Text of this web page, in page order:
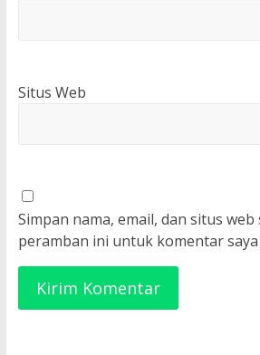
Situs Web
Simpan nama, email, dan situs web
peramban ini untuk komentar